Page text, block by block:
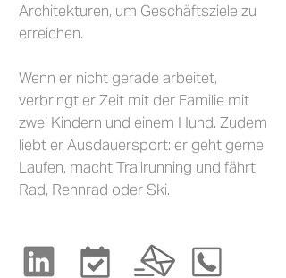
Architekturen, um Geschäftsziele zu
erreichen.
Wenn er nicht gerade arbeitet,
verbringt er Zeit mit der Familie mit
zwei Kindern und einem Hund. Zudem
liebt er Ausdauersport: er geht gerne
Laufen, macht Trailrunning und fährt
Rad, Rennrad oder Ski.​